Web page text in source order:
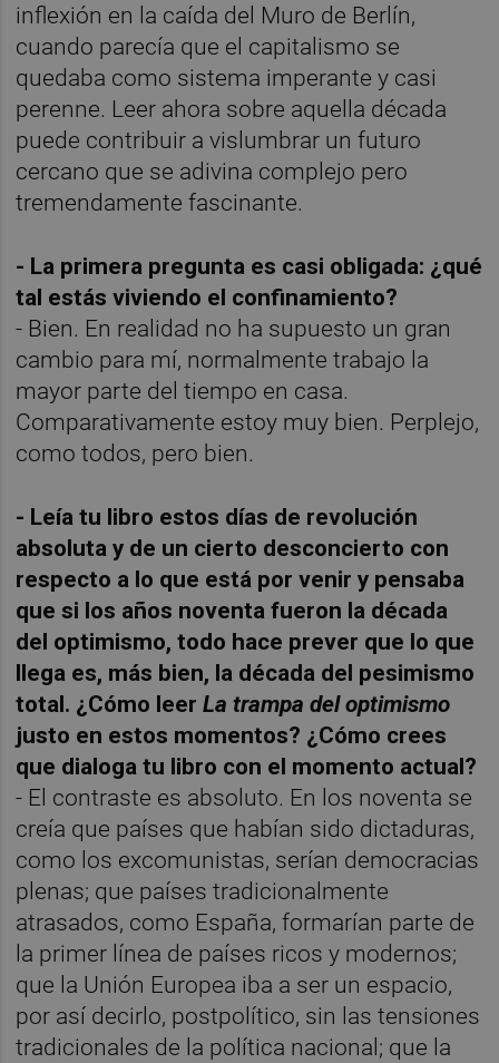
inflexión en la caída del Muro de Berlín,
cuando parecía que el capitalismo se
quedaba como sistema imperante y casi
perenne. Leer ahora sobre aquella década
puede contribuir a vislumbrar un futuro
cercano que se adivina complejo pero
tremendamente fascinante.
- La primera pregunta es casi obligada: ¿qué
tal estás viviendo el confinamiento?
- Bien. En realidad no ha supuesto un gran
cambio para mí, normalmente trabajo la
mayor parte del tiempo en casa.
Comparativamente estoy muy bien. Perplejo,
como todos, pero bien.
- Leía tu libro estos días de revolución
absoluta y de un cierto desconcierto con
respecto a lo que está por venir y pensaba
que si los años noventa fueron la década
del optimismo, todo hace prever que lo que
llega es, más bien, la década del pesimismo
total. ¿Cómo leerLa trampa del optimismo
justo en estos momentos? ¿Cómo crees
que dialoga tu libro con el momento actual?
- El contraste es absoluto. En los noventa se
creía que países que habían sido dictaduras,
como los excomunistas, serían democracias
plenas; que países tradicionalmente
atrasados, como España, formarían parte de
la primer línea de países ricos y modernos;
que la Unión Europea iba a ser un espacio,
por así decirlo, postpolítico, sin las tensiones
tradicionales de la política nacional; que la